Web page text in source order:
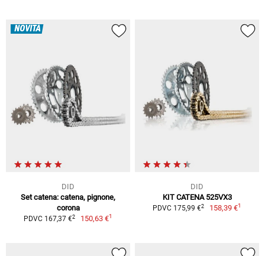
NOVITÀ
DID
Set catena: catena, pignone,
corona
PDVC 167,37 €2 150,63 €1
DID
KIT CATENA 525VX3
PDVC 175,99 €2 158,39 €1